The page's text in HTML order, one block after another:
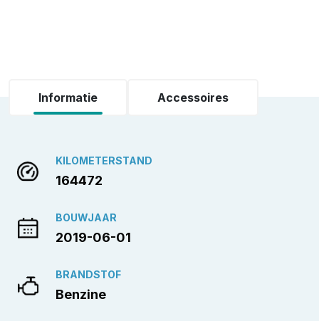
Informatie Accessoires
KILOMETERSTAND
164472
BOUWJAAR
2019-06-01
BRANDSTOF
Benzine